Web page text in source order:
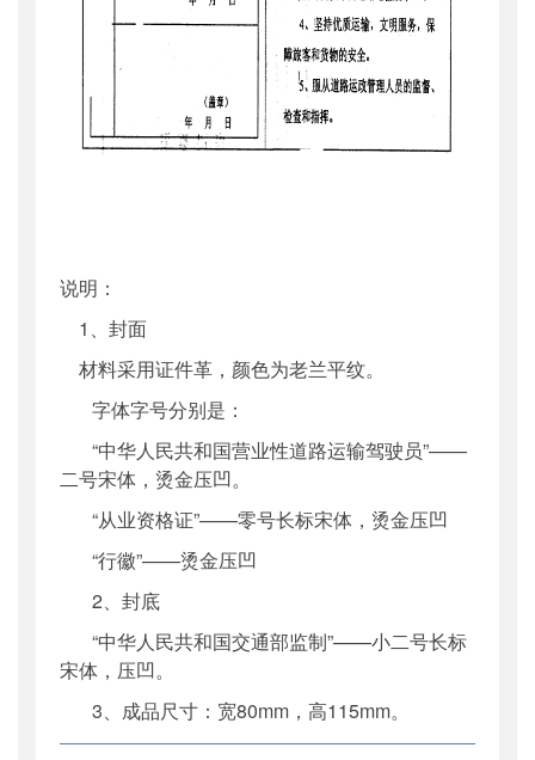
说明：
1、封面
材料采用证件革，颜色为老兰平纹。
字体字号分别是：
“中华人民共和国营业性道路运输驾驶员”——
二号宋体，烫金压凹。
“从业资格证”——零号长标宋体，烫金压凹
“行徽”——烫金压凹
2、封底
“中华人民共和国交通部监制”——小二号长标
宋体，压凹。
3、成品尺寸：宽80mm，高115mm。